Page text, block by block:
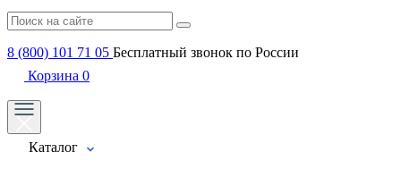
8 (800) 101 71 05 Бесплатный звонок по России
Корзина 0
Каталог